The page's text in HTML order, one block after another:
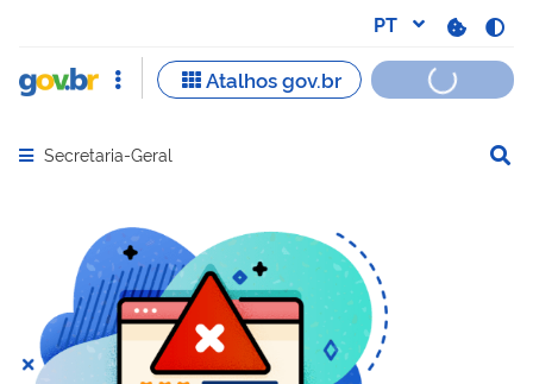
Abrir menu principal de navegação
Secretaria-Geral